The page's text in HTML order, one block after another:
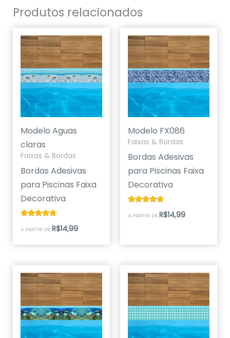
Produtos relacionados
Modelo Aguas
claras
Faixas & Bordas
Bordas Adesivas
para Piscinas Faixa
Decorativa
5.00
A PARTIR DE R$14,99
Modelo FX086
Faixas & Bordas
Bordas Adesivas
para Piscinas Faixa
Decorativa
5.00
A PARTIR DE R$14,99